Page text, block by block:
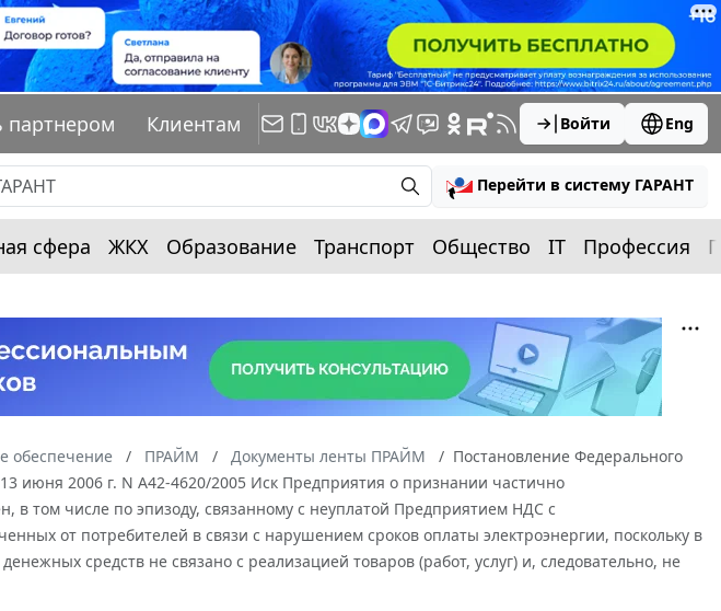
партнером Клиентам Войти Eng
Перейти в систему ГАРАНТ
сфера ЖКХ Образование Транспорт Общество IT Профессия
обеспечение ПРАЙМ Документы ленты ПРАЙМ
Постановление Федерального
июня 2006 г. N А42-4620/2005 Иск Предприятия о признании частично
том числе по эпизоду, связанному с неуплатой Предприятием НДС с
от потребителей в связи с нарушением сроков оплаты электроэнергии, поскольку в
средств не связано с реализацией товаров (работ, услуг) и, следовательно, не